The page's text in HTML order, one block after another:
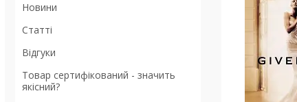
Новини
Статті
Відгуки
Товар сертифікований - значить
якісний?